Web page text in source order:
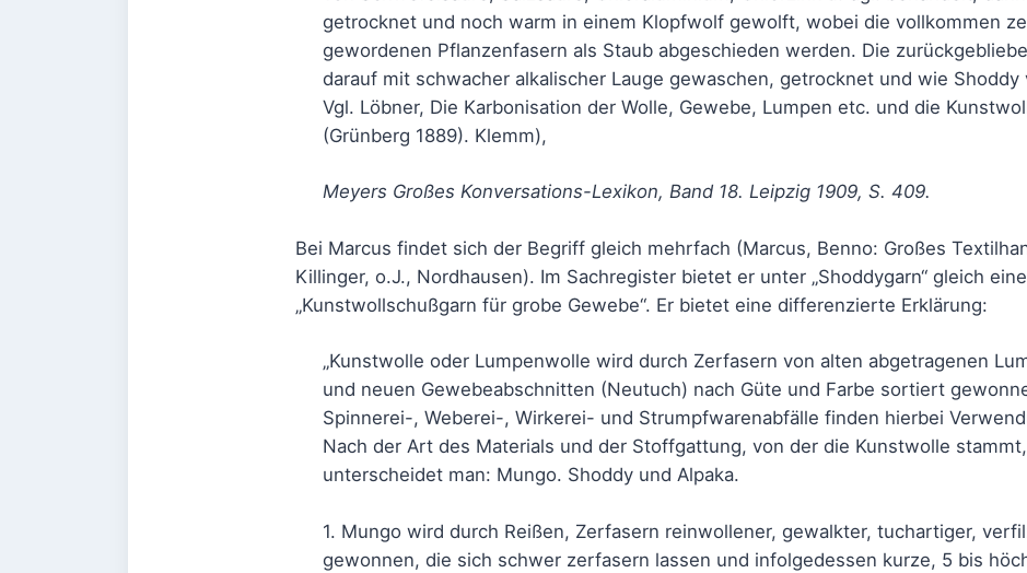
getrocknet und noch warm in einem Klopfwolf gewolft, wobei die vollkommen
gewordenen Pflanzenfasern als Staub abgeschieden werden. Die
darauf mit schwacher alkalischer Lauge gewaschen, getrocknet und wie Shoddy
Vgl. Löbner, Die Karbonisation der Wolle, Gewebe, Lumpen etc. und die
(Grünberg 1889). Klemm),
Meyers Großes Konversations-Lexikon, Band 18. Leipzig 1909, S. 409.
Bei Marcus findet sich der Begriff gleich mehrfach (Marcus, Benno: Großes
Killinger, o.J., Nordhausen). Im Sachregister bietet er unter „Shoddygarn“ gleich
„Kunstwollschußgarn für grobe Gewebe“. Er bietet eine differenzierte Erklärung:
„Kunstwolle oder Lumpenwolle wird durch Zerfasern von alten abgetragenen
und neuen Gewebeabschnitten (Neutuch) nach Güte und Farbe sortiert
Spinnerei-, Weberei-, Wirkerei- und Strumpfwarenabfälle finden hierbei
Nach der Art des Materials und der Stoffgattung, von der die Kunstwolle stammt,
unterscheidet man: Mungo. Shoddy und Alpaka.
1. Mungo wird durch Reißen, Zerfasern reinwollener, gewalkter, tuchartiger,
gewonnen, die sich schwer zerfasern lassen und infolgedessen kurze, 5 bis